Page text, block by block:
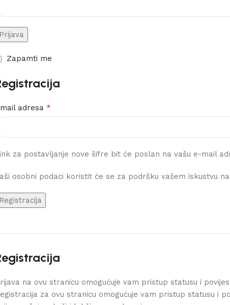
Zapamti me
adresa *
za postavljanje nove šifre bit će poslan na vašu e-mail
osobni podaci koristit će se za podršku vašem iskustvu
na ovu stranicu omogućuje vam pristup statusu i
za ovu stranicu omogućuje vam pristup statusu i